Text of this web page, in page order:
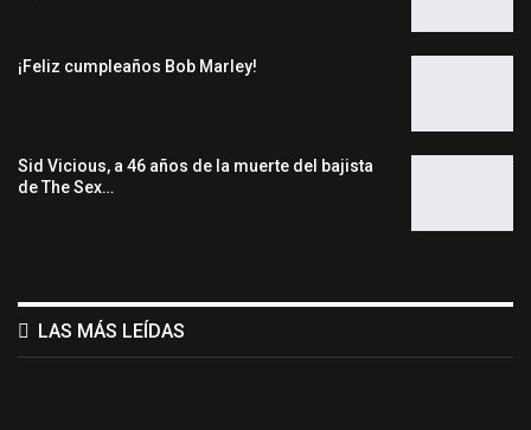
¡Feliz cumpleaños Bob Marley!
Sid Vicious, a 46 años de la muerte del bajista
de The Sex…
LAS MÁS LEÍDAS